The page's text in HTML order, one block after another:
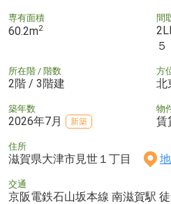
専有面積
60.2m2
間
所在階 / 階数
2階 / 3階建
方
北
築年数
2026年7月 新築
物
賃
住所
滋賀県大津市見世１丁目
交通
京阪電鉄石山坂本線 南滋賀駅